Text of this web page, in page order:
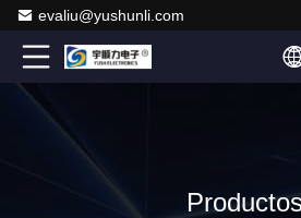
evaliu@yushunli.com